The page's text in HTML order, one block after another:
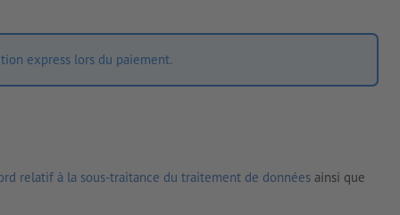
express lors du paiement.
relatif à la sous-traitance du traitement de données ainsi que